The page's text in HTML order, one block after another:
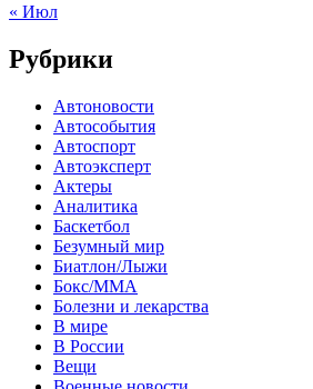
« Июл
Рубрики
Автоновости
Автособытия
Автоспорт
Автоэксперт
Актеры
Аналитика
Баскетбол
Безумный мир
Биатлон/Лыжи
Бокс/MMA
Болезни и лекарства
В мире
В России
Вещи